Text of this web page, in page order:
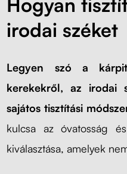
Hogyan
irodai széket
Legyen szó a
kerekekről, az irodai
sajátos tisztítási
kulcsa az óvatosság
kiválasztása, amelyek